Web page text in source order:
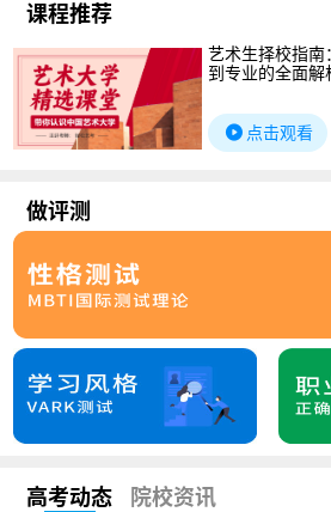
课程推荐
艺术生择校指南
到专业的全面解
点击观看
做评测
高考动态 院校资讯